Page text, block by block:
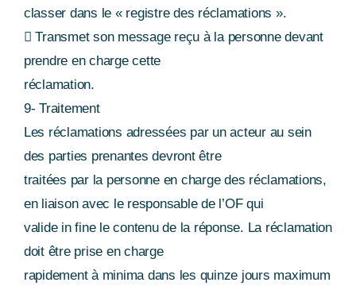
classer dans le « registre des réclamations ».
 Transmet son message reçu à la personne devant
prendre en charge cette
réclamation.
9- Traitement
Les réclamations adressées par un acteur au sein
des parties prenantes devront être
traitées par la personne en charge des réclamations,
en liaison avec le responsable de l’OF qui
valide in fine le contenu de la réponse. La réclamation
doit être prise en charge
rapidement à minima dans les quinze jours maximum